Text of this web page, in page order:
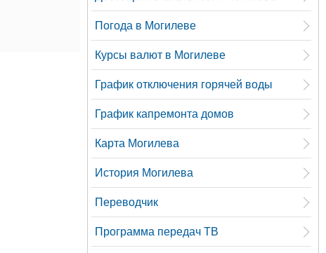
Погода в Могилеве
Курсы валют в Могилеве
График отключения горячей воды
График капремонта домов
Карта Могилева
История Могилева
Переводчик
Программа передач ТВ